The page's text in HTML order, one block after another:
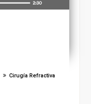
Cirugía Refractiva